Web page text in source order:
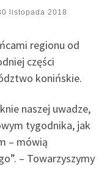
listopada 2018
regionu od
części
konińskie.
naszej uwadze,
tygodnika, jak
– mówią
– Towarzyszymy